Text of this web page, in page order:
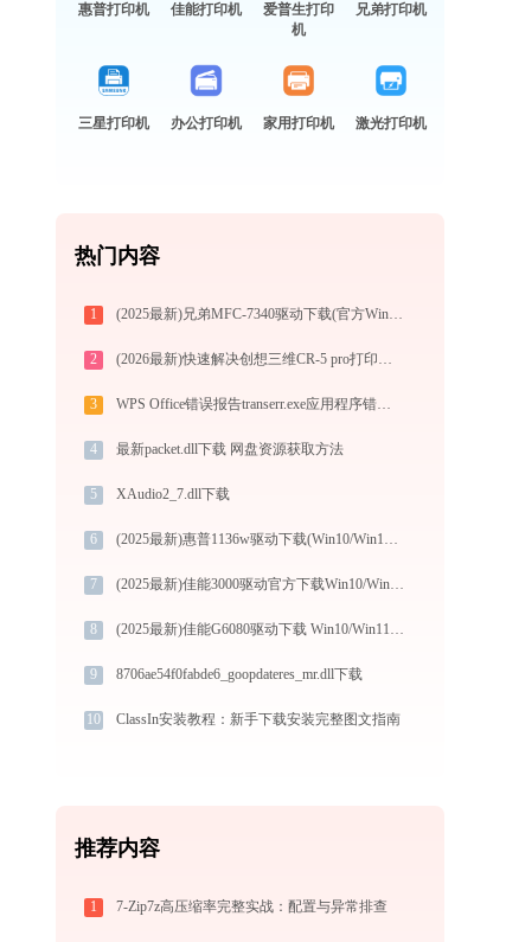
惠普打印机 佳能打印机
爱普生打印
机
兄弟打印机
三星打印机 办公打印机 家用打印机 激光打印机
热门内容
1 (2025最新)兄弟MFC-7340驱动下载(官方Win10/Win11)
2 (2026最新)快速解决创想三维CR-5 pro打印机驱动安装问题，这篇文章告诉你方法
3 WPS Office错误报告transerr.exe应用程序错误0xc000000d解决方法
4 最新packet.dll下载 网盘资源获取方法
5 XAudio2_7.dll下载
6 (2025最新)惠普1136w驱动下载(Win10/Win11)及图文安装教程
7 (2025最新)佳能3000驱动官方下载Win10/Win11安装指南
8 (2025最新)佳能G6080驱动下载 Win10/Win11官方安装图文教程
9 8706ae54f0fabde6_goopdateres_mr.dll下载
10 ClassIn安装教程：新手下载安装完整图文指南
推荐内容
1 7-Zip7z高压缩率完整实战：配置与异常排查